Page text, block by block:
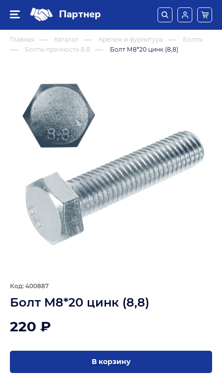
Партнер
Главная Каталог Крепеж и фурнитура
Болты
Болты прочность 8,8
Болт М8*20 цинк (8,8)
Код: 400887
Болт М8*20 цинк (8,8)
220 ₽
В корзину